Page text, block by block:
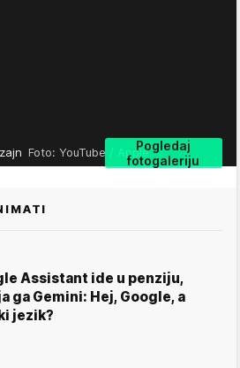
Pogledaj
fotogaleriju
Foto: YouTube / Apple
Assistant ide u penziju,
ga Gemini: Hej, Google, a
jezik?